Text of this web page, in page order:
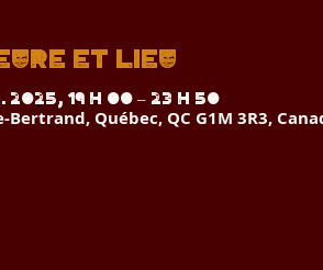
et lieu
19 h 00 – 23 h 50
Bertrand, Québec, QC G1M 3R3,